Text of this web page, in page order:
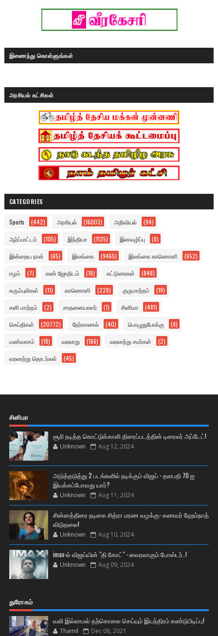
இணைந்து கொள்ளுங்கள்
அரசியல் கட்சிகள்
CATEGORIES
Sports (442) அரசியல் (16003) அறிவியல் (94)
ஆர்ப்பாட்டம் (105) இந்தியா (1125) இனவழிப்பு (8)
இன்றைய நாள் (65) இலங்கை (9465) இலங்கை காணொளி (652)
ஈழம் (7) எண் ஜோதிடம் (18) கட்டுரைகள் (848)
கரும்புலிகள் (11) காணொளி (228) குருமாற்றம் (19)
சனி மாற்றம் (2) சாதனையாளர் (1) சினிமா (481)
செய்திகள் (20772) நேர்காணல் (40) பொழுதுபோக்கு (9)
மண்வாசம் (18) வரலாறு (166) வரலாற்று சமர்கள் (2)
வரலாற்று தொடர்கள் (45)
சினிமா
சூரி நடித்த கொட்டுக்காளி திரைப்படத்தின் டிரைலர் அப்டேட்!
Unknown Aug 12, 2024
அடுத்தடுத்து 2 படங்களில் நடிக்கும் விஜய் - தளபதி 70 ஐ
இயக்கப்போவது யார்?
Unknown Aug 11, 2024
சின்னத்திரை நடிகை சித்ரா மரண வழக்கு- கணவர் ஹேம்நாத்
விடுதலை!
Unknown Aug 10, 2024
imax-ல் விஜய்யின் "தி கோட்" - வைரலாகும் போஸ்டர்..!
Unknown Aug 09, 2024
துரோகம்
வலி இல்லாமல் தற்கொலை செய்யும் இயந்திரம் கண்டுபிடிப்பு!
Thamil Dec 08, 2021